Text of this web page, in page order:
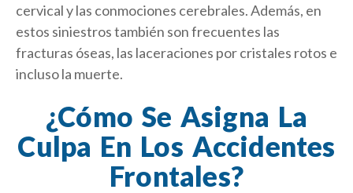
cervical y las conmociones cerebrales. Además, en
estos siniestros también son frecuentes las
fracturas óseas, las laceraciones por cristales rotos e
incluso la muerte.
¿Cómo Se Asigna La
Culpa En Los Accidentes
Frontales?